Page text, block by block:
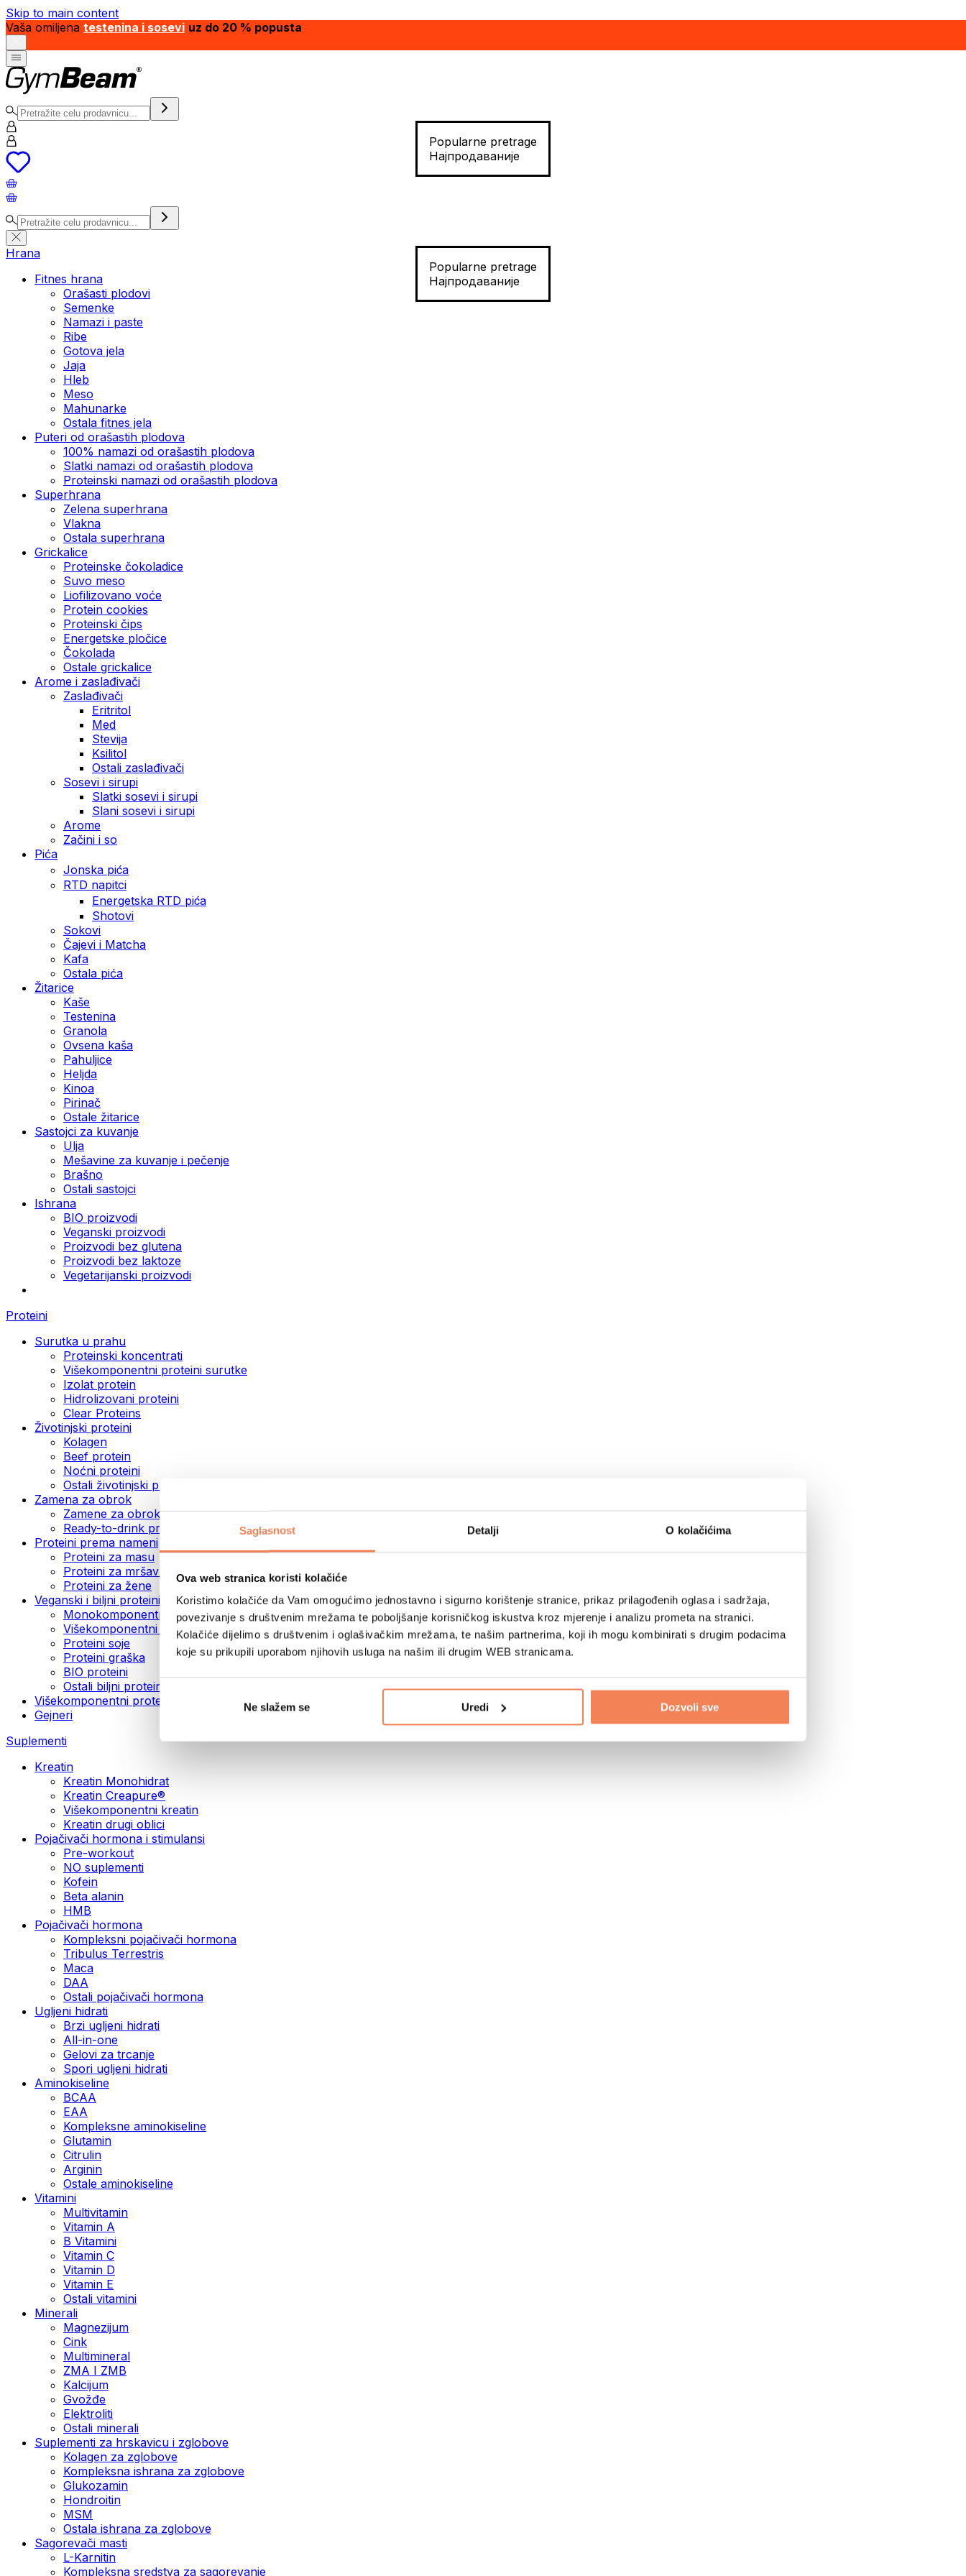
Saglasnost Detalji O kolačićima
Ova web stranica koristi kolačiće
Koristimo kolačiće da Vam omogućimo jednostavno i sigurno korištenje stranice, prikaz prilagođenih oglasa i sadržaja,
povezivanje s društvenim mrežama te poboljšanje korisničkog iskustva kroz mjerenje i analizu prometa na stranici.
Kolačiće dijelimo s društvenim i oglašivačkim mrežama, te našim partnerima, koji ih mogu kombinirati s drugim podacima
koje su prikupili uporabom njihovih usluga na našim ili drugim WEB stranicama.
Ne slažem se Uredi Dozvoli sve
Skip to main content
Vaša omiljena testenina i sosevi uz do 20 % popusta
Popularne pretrage
Најпродаваније
Popularne pretrage
Најпродаваније
Hrana
Fitnes hrana
Orašasti plodovi
Semenke
Namazi i paste
Ribe
Gotova jela
Јаја
Hleb
Meso
Mahunarke
Ostala fitnes jela
Puteri od orašastih plodova
100% namazi od orašastih plodova
Slatki namazi od orašastih plodova
Proteinski namazi od orašastih plodova
Superhrana
Zelena superhrana
Vlakna
Ostala superhrana
Grickalice
Proteinske čokoladice
Suvo meso
Liofilizovano voće
Protein cookies
Proteinski čips
Energetske pločice
Čokolada
Ostale grickalice
Arome i zaslađivači
Zaslađivači
Eritritol
Med
Stevija
Ksilitol
Ostali zaslađivači
Sosevi i sirupi
Slatki sosevi i sirupi
Slani sosevi i sirupi
Arome
Začini i so
Pića
Jonska pića
RTD napitci
Energetska RTD pića
Shotovi
Sokovi
Čajevi i Matcha
Kafa
Ostala pića
Žitarice
Kaše
Testenina
Granola
Ovsena kaša
Pahuljice
Heljda
Kinoa
Pirinač
Ostale žitarice
Sastojci za kuvanje
Ulja
Mešavine za kuvanje i pečenje
Brašno
Ostali sastojci
Ishrana
BIO proizvodi
Veganski proizvodi
Proizvodi bez glutena
Proizvodi bez laktoze
Vegetarijanski proizvodi
Proteini
Surutka u prahu
Proteinski koncentrati
Višekomponentni proteini surutke
Izolat protein
Hidrolizovani proteini
Clear Proteins
Životinjski proteini
Kolagen
Beef protein
Noćni proteini
Ostali životinjski proteini
Zamena za obrok
Zamene za obrok u prahu
Ready-to-drink proteinski napici
Proteini prema nameni
Proteini za masu
Proteini za mršavljenje
Proteini za žene
Veganski i biljni proteini
Monokomponentni veganski proteini
Višekomponentni veganski proteini
Proteini soje
Proteini graška
BIO proteini
Ostali biljni proteini
Višekomponentni proteini
Gejneri
Suplementi
Kreatin
Kreatin Monohidrat
Kreatin Creapure®
Višekomponentni kreatin
Kreatin drugi oblici
Pojačivači hormona i stimulansi
Pre-workout
NO suplementi
Kofein
Beta alanin
HMB
Pojačivači hormona
Kompleksni pojačivači hormona
Tribulus Terrestris
Maca
DAA
Ostali pojačivači hormona
Ugljeni hidrati
Brzi ugljeni hidrati
All-in-one
Gelovi za trcanje
Spori ugljeni hidrati
Aminokiseline
BCAA
ЕАА
Kompleksne aminokiseline
Glutamin
Citrulin
Arginin
Ostale aminokiseline
Vitamini
Multivitamin
Vitamin A
B Vitamini
Vitamin C
Vitamin D
Vitamin E
Ostali vitamini
Minerali
Magnezijum
Cink
Multimineral
ZMA I ZMB
Kalcijum
Gvožđe
Elektroliti
Ostali minerali
Suplementi za hrskavicu i zglobove
Kolagen za zglobove
Kompleksna ishrana za zglobove
Glukozamin
Hondroitin
MSM
Ostala ishrana za zglobove
Sagorevači masti
L-Karnitin
Kompleksna sredstva za sagorevanje